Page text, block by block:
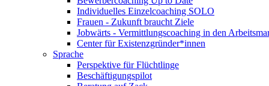
Individuelles Einzelcoaching SOLO
Frauen - Zukunft braucht Ziele
Jobwärts - Vermittlungscoaching in den
Center für Existenzgründer*innen
Sprache
Perspektive für Flüchtlinge
Beschäftigungspilot